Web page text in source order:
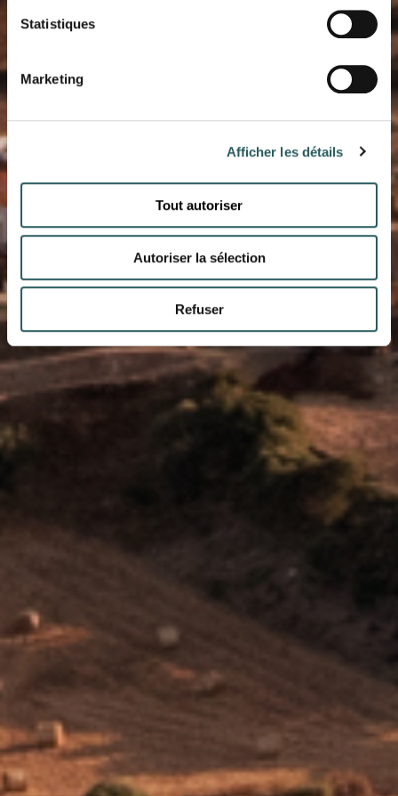
Statistiques
Marketing
Afficher les détails
Tout autoriser
Autoriser la sélection
Refuser
MINORQUE